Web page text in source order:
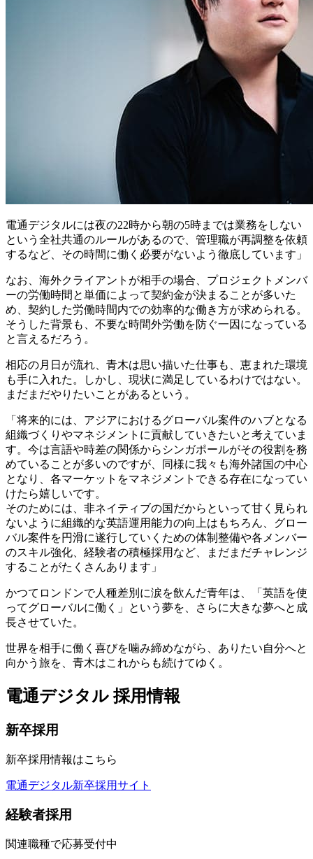
電通デジタルには夜の22時から朝の5時までは業務をしない
という全社共通のルールがあるので、管理職が再調整を依頼
するなど、その時間に働く必要がないよう徹底しています」
なお、海外クライアントが相手の場合、プロジェクトメンバ
ーの労働時間と単価によって契約金が決まることが多いた
め、契約した労働時間内での効率的な働き方が求められる。
そうした背景も、不要な時間外労働を防ぐ一因になっている
と言えるだろう。
相応の月日が流れ、青木は思い描いた仕事も、恵まれた環境
も手に入れた。しかし、現状に満足しているわけではない。
まだまだやりたいことがあるという。
「将来的には、アジアにおけるグローバル案件のハブとなる
組織づくりやマネジメントに貢献していきたいと考えていま
す。今は言語や時差の関係からシンガポールがその役割を務
めていることが多いのですが、同様に我々も海外諸国の中心
となり、各マーケットをマネジメントできる存在になってい
けたら嬉しいです。
そのためには、非ネイティブの国だからといって甘く見られ
ないように組織的な英語運用能力の向上はもちろん、グロー
バル案件を円滑に遂行していくための体制整備や各メンバー
のスキル強化、経験者の積極採用など、まだまだチャレンジ
することがたくさんあります」
かつてロンドンで人種差別に涙を飲んだ青年は、「英語を使
ってグローバルに働く」という夢を、さらに大きな夢へと成
長させていた。
世界を相手に働く喜びを噛み締めながら、ありたい自分へと
向かう旅を、青木はこれからも続けてゆく。
電通デジタル 採用情報
新卒採用
新卒採用情報はこちら
電通デジタル新卒採用サイト
経験者採用
関連職種で応募受付中